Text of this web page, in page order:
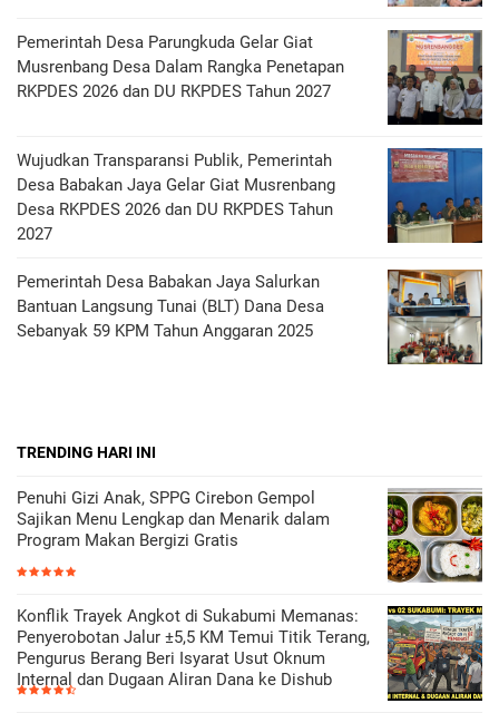
Pemerintah Desa Parungkuda Gelar Giat
Musrenbang Desa Dalam Rangka Penetapan
RKPDES 2026 dan DU RKPDES Tahun 2027
Wujudkan Transparansi Publik, Pemerintah
Desa Babakan Jaya Gelar Giat Musrenbang
Desa RKPDES 2026 dan DU RKPDES Tahun
2027
Pemerintah Desa Babakan Jaya Salurkan
Bantuan Langsung Tunai (BLT) Dana Desa
Sebanyak 59 KPM Tahun Anggaran 2025
TRENDING HARI INI
Penuhi Gizi Anak, SPPG Cirebon Gempol
Sajikan Menu Lengkap dan Menarik dalam
Program Makan Bergizi Gratis
Konflik Trayek Angkot di Sukabumi Memanas:
Penyerobotan Jalur ±5,5 KM Temui Titik Terang,
Pengurus Berang Beri Isyarat Usut Oknum
Internal dan Dugaan Aliran Dana ke Dishub